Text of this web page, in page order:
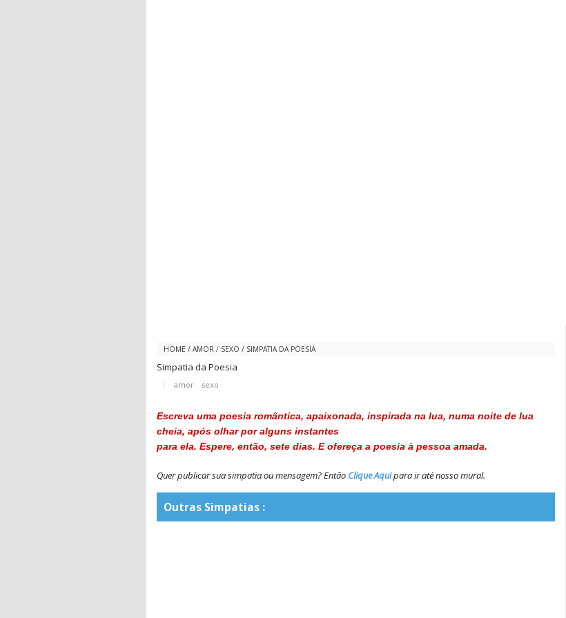
HOME / AMOR / SEXO / SIMPATIA DA POESIA
Simpatia da Poesia
amor sexo
Escreva uma poesia romântica, apaixonada, inspirada na lua, numa noite de lua
cheia, após olhar por alguns instantes
para ela. Espere, então, sete dias. E ofereça a poesia à pessoa amada.
Quer publicar sua simpatia ou mensagem? Então Clique Aquipara ir até nosso mural.
Outras Simpatias :